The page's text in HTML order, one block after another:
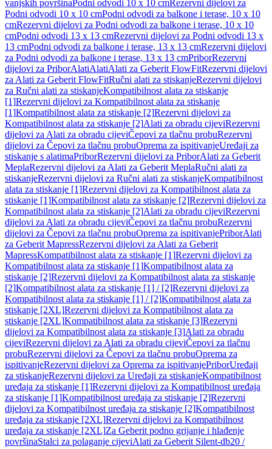
vanjskih površinaPodni odvodi 10 x 10 cmRezervni dijelovi za
Podni odvodi 10 x 10 cmPodni odvodi za balkone i terase, 10 x 10
cmRezervni dijelovi za Podni odvodi za balkone i terase, 10 x 10
cmPodni odvodi 13 x 13 cmRezervni dijelovi za Podni odvodi 13 x
13 cmPodni odvodi za balkone i terase, 13 x 13 cmRezervni dijelovi
za Podni odvodi za balkone i terase, 13 x 13 cmPriborRezervni
dijelovi za PriborAlatiAlatiAlati za Geberit FlowFitRezervni dijelovi
za Alati za Geberit FlowFitRučni alati za stiskanjeRezervni dijelovi
za Ručni alati za stiskanjeKompatibilnost alata za stiskanje
[1]Rezervni dijelovi za Kompatibilnost alata za stiskanje
[1]Kompatibilnost alata za stiskanje [2]Rezervni dijelovi za
Kompatibilnost alata za stiskanje [2]Alati za obradu cijeviRezervni
dijelovi za Alati za obradu cijeviČepovi za tlačnu probuRezervni
dijelovi za Čepovi za tlačnu probuOprema za ispitivanjeUređaji za
stiskanje s alatimaPriborRezervni dijelovi za PriborAlati za Geberit
MeplaRezervni dijelovi za Alati za Geberit MeplaRučni alati za
stiskanjeRezervni dijelovi za Ručni alati za stiskanjeKompatibilnost
alata za stiskanje [1]Rezervni dijelovi za Kompatibilnost alata za
stiskanje [1]Kompatibilnost alata za stiskanje [2]Rezervni dijelovi za
Kompatibilnost alata za stiskanje [2]Alati za obradu cijeviRezervni
dijelovi za Alati za obradu cijeviČepovi za tlačnu probuRezervni
dijelovi za Čepovi za tlačnu probuOprema za ispitivanjePriborAlati
za Geberit MapressRezervni dijelovi za Alati za Geberit
MapressKompatibilnost alata za stiskanje [1]Rezervni dijelovi za
Kompatibilnost alata za stiskanje [1]Kompatibilnost alata za
stiskanje [2]Rezervni dijelovi za Kompatibilnost alata za stiskanje
[2]Kompatibilnost alata za stiskanje [1] / [2]Rezervni dijelovi za
Kompatibilnost alata za stiskanje [1] / [2]Kompatibilnost alata za
stiskanje [2XL]Rezervni dijelovi za Kompatibilnost alata za
stiskanje [2XL]Kompatibilnost alata za stiskanje [3]Rezervni
dijelovi za Kompatibilnost alata za stiskanje [3]Alati za obradu
cijeviRezervni dijelovi za Alati za obradu cijeviČepovi za tlačnu
probuRezervni dijelovi za Čepovi za tlačnu probuOprema za
ispitivanjeRezervni dijelovi za Oprema za ispitivanjePriborUređaji
za stiskanjeRezervni dijelovi za Uređaji za stiskanjeKompatibilnost
uređaja za stiskanje [1]Rezervni dijelovi za Kompatibilnost uređaja
za stiskanje [1]Kompatibilnost uređaja za stiskanje [2]Rezervni
dijelovi za Kompatibilnost uređaja za stiskanje [2]Kompatibilnost
uređaja za stiskanje [2XL]Rezervni dijelovi za Kompatibilnost
uređaja za stiskanje [2XL]Za Geberit podno grijanje i hlađenje
površinaStalci za polaganje cijeviAlati za Geberit Silent-db20 /